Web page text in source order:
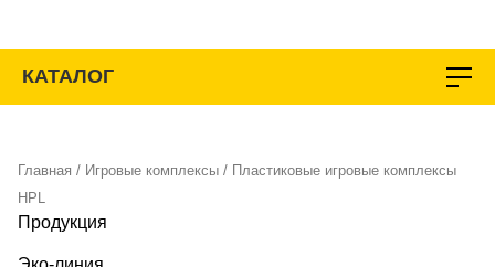
содержимому
КАТАЛОГ
Главная / Игровые комплексы / Пластиковые игровые комплексы
HPL
Продукция